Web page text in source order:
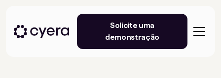
Solicite uma
demonstração